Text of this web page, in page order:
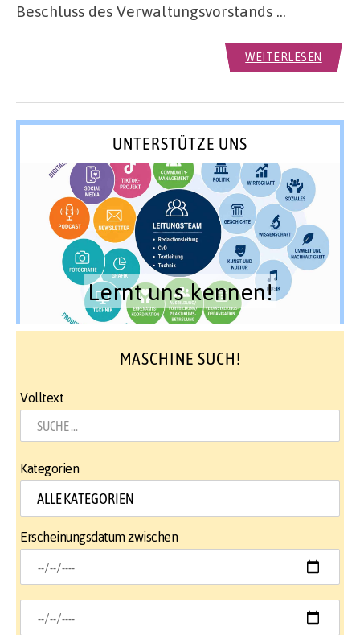
Beschluss des Verwaltungsvorstands …
WEITERLESEN
UNTERSTÜTZE UNS
Lernt uns kennen!
MASCHINE SUCH!
Volltext
Kategorien
Erscheinungsdatum zwischen